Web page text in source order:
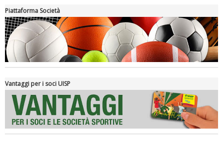
Luglio 2026: "Pensando con i piedi, si possono fare le
rivoluzioni"
Piattaforma Società
Vantaggi per i soci UISP